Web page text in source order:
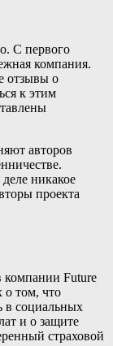
С первого
компания.
отзывы о
к этим
авторов
никакое
проекта
компании Future
о том, что
в социальных
и о защите
страховой